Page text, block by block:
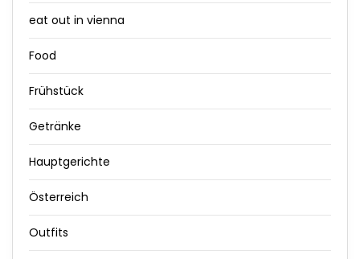
eat out in vienna
Food
Frühstück
Getränke
Hauptgerichte
Österreich
Outfits